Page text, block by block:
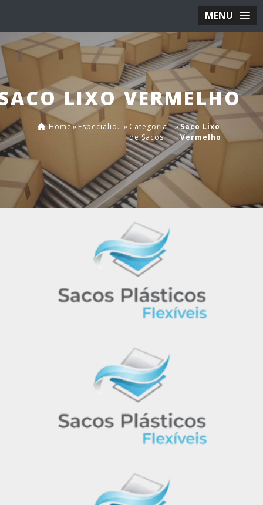
MENU
LIXO VERMELHO
Home» Especialidades » Categoria
de Sacos
»Saco Lixo
Vermelho